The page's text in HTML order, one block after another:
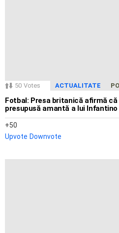
50 Votes ACTUALITATE
Fotbal: Presa britanică afirmă că
presupusă amantă a lui Infantino
50
Upvote Downvote